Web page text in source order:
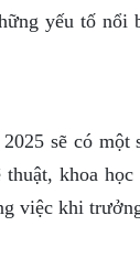
yếu tố nổi
sẽ có
khoa học
việc khi